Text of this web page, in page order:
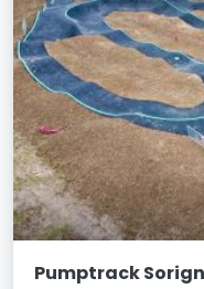
Pumptrack